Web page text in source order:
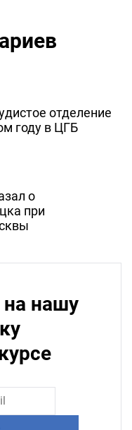
отделение
году в ЦГБ
о
при
нашу